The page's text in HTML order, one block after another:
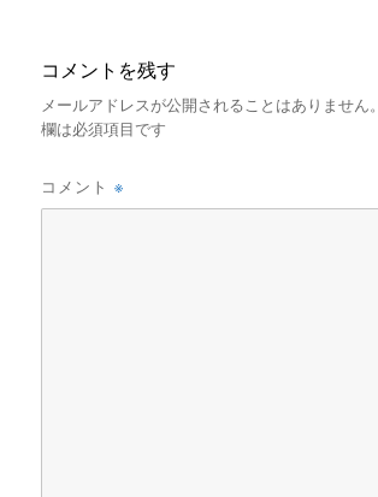
コメントを残す
メールアドレスが公開されることはありません。
欄は必須項目です
コメント※